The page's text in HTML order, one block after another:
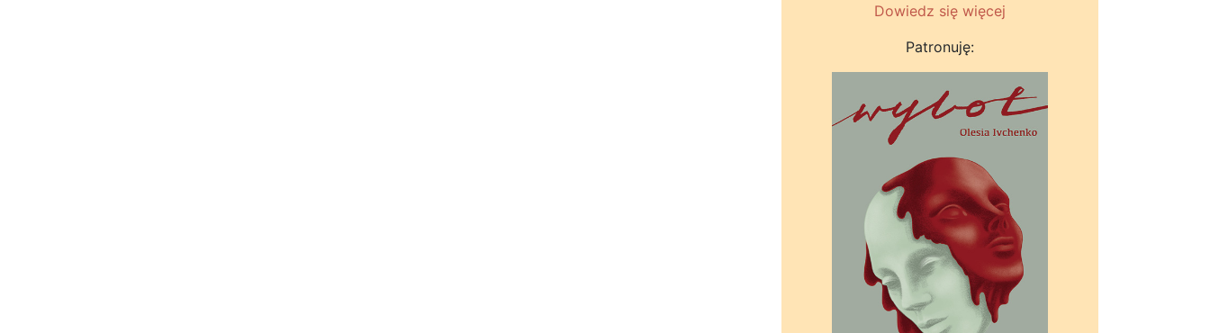
Dowiedz się więcej
Patronuję: